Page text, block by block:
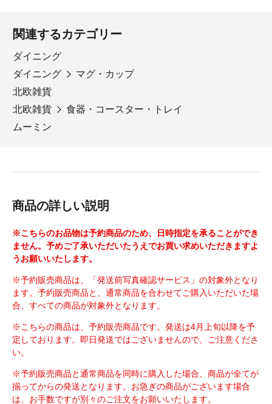
関連するカテゴリー
ダイニング
ダイニング
マグ・カップ
北欧雑貨
北欧雑貨
食器・コースター・トレイ
ムーミン
商品の詳しい説明
※こちらのお品物は予約商品のため、日時指定を承ることができ
ません。予めご了承いただいたうえでお買い求めいただきますよ
うお願いいたします。
※予約販売商品は、「発送前写真確認サービス」の対象外となり
ます。予約販売商品と、通常商品を合わせてご購入いただいた場
合、すべての商品が対象外となります。
※こちらの商品は、予約販売商品です。発送は4月上旬以降を予
定しております。即日発送ではございませんので、ご注意くださ
い。
※予約販売商品と通常商品を同時に購入した場合、商品が全てが
揃ってからの発送となります。お急ぎの商品がございます場合
は、お手数ですが別々のご注文をお願いいたします。